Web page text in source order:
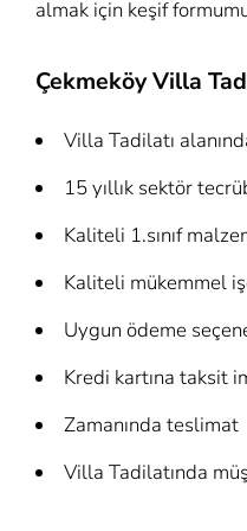
almak için keşif
Çekmeköy Villa
Villa Tadilatı
15 yıllık sektör
Kaliteli 1.sınıf
Kaliteli mükemmel
Uygun ödeme
Kredi kartına taksit
Zamanında teslimat
Villa Tadilatında